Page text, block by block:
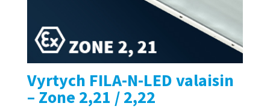
Vyrtych FILA-N-LED valaisin
– Zone 2,21 / 2,22